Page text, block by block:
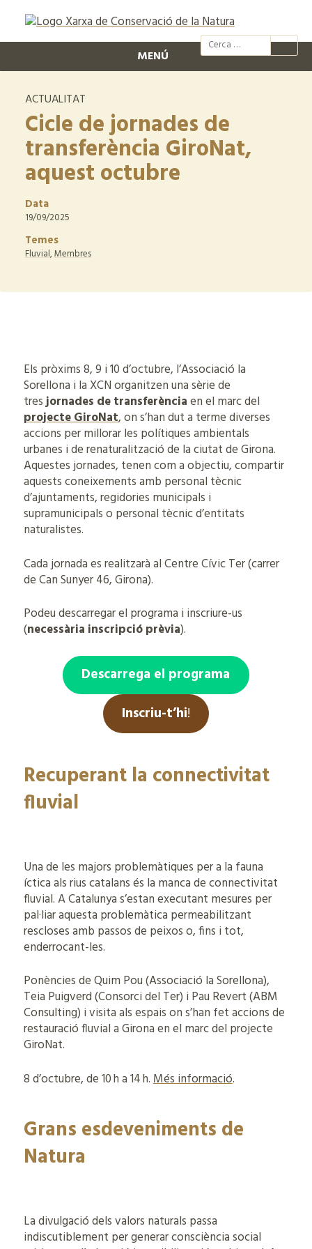
@xcn.cat
MENÚ
ACTUALITAT
Cicle de jornades de
transferència GiroNat,
aquest octubre
Data
19/09/2025
Temes
Fluvial,Membres
Els pròxims 8, 9 i 10 d’octubre, l’Associació la
Sorellona i la XCN organitzen una sèrie de
tresjornades de transferènciaen el marc del
projecte GiroNat, on s’han dut a terme diverses
accions per millorar les polítiques ambientals
urbanes i de renaturalització de la ciutat de Girona.
Aquestes jornades, tenen com a objectiu, compartir
aquests coneixements amb personal tècnic
d’ajuntaments, regidories municipals i
supramunicipals o personal tècnic d’entitats
naturalistes.
Cada jornada es realitzarà al Centre Cívic Ter (carrer
de Can Sunyer 46, Girona).
Podeu descarregar el programa i inscriure-us
(necessària inscripció prèvia).
Descarrega el programa
Inscriu-t’hi!
Recuperant la connectivitat
fluvial
Una de les majors problemàtiques per a la fauna
íctica als rius catalans és la manca de connectivitat
fluvial. A Catalunya s’estan executant mesures per
pal·liar aquesta problemàtica permeabilitzant
rescloses amb passos de peixos o, fins i tot,
enderrocant-les.
Ponències de Quim Pou (Associació la Sorellona),
Teia Puigverd (Consorci del Ter) i Pau Revert (ABM
Consulting) i visita als espais on s’han fet accions de
restauració fluvial a Girona en el marc del projecte
GiroNat.
8 d’octubre, de 10 h a 14 h.Més informació.
Grans esdeveniments de
Natura
La divulgació dels valors naturals passa
indiscutiblement per generar consciència social